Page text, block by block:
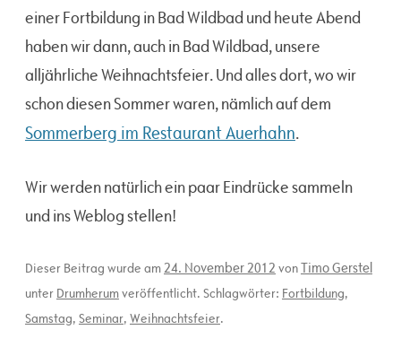
einer Fortbildung in Bad Wildbad und heute Abend
haben wir dann, auch in Bad Wildbad, unsere
alljährliche Weihnachtsfeier. Und alles dort, wo wir
schon diesen Sommer waren, nämlich auf dem
Sommerberg im Restaurant Auerhahn.
Wir werden natürlich ein paar Eindrücke sammeln
und ins Weblog stellen!
Dieser Beitrag wurde am24. November 2012 vonTimo Gerstel
unter Drumherumveröffentlicht. Schlagwörter: Fortbildung,
Samstag, Seminar, Weihnachtsfeier.